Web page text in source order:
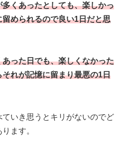
くあったとしても、楽しかっ
められるので良い1日だと思
った日でも、楽しくなかった
れが記憶に留まり最悪の1日
いき思うとキリがないのでど
ます。